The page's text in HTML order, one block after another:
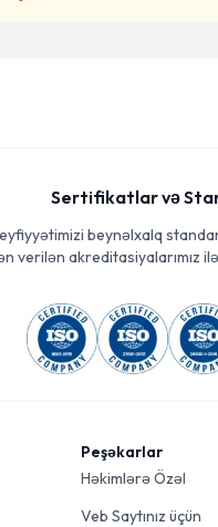
Sertifikatlar və
beynəlxalq
verilən akreditasiyalarımız
Peşəkarlar
Həkimlərə Özəl
Veb Saytınız üçün